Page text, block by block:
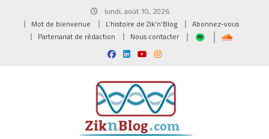
lundi, août 10, 2026
Mot de bienvenue
L’histoire de Zik’n’Blog
Abonnez-vous
Partenariat de rédaction
Nous contacter